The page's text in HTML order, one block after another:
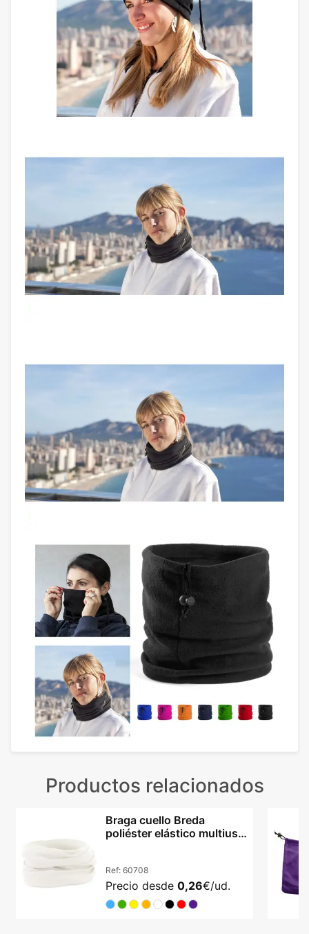
Productos relacionados
Braga cuello Breda
poliéster elástico multiuso
Ref: 60708
Precio desde 0,26€/ud.